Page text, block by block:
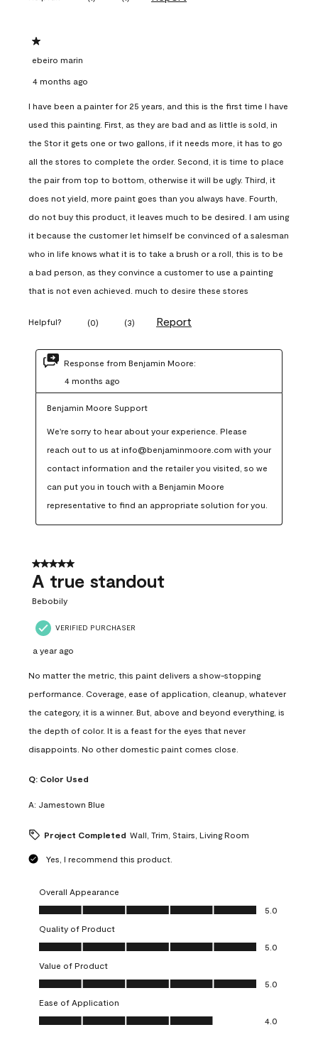
1 out of 5 stars.
ebeiro marin
4 months ago
I have been a painter for 25 years, and this is the first time I have
used this painting. First, as they are bad and as little is sold, in
the Stor it gets one or two gallons, if it needs more, it has to go
all the stores to complete the order. Second, it is time to place
the pair from top to bottom, otherwise it will be ugly. Third, it
does not yield, more paint goes than you always have. Fourth,
do not buy this product, it leaves much to be desired. I am using
it because the customer let himself be convinced of a salesman
who in life knows what it is to take a brush or a roll, this is to be
a bad person, as they convince a customer to use a painting
that is not even achieved. much to desire these stores
Helpful? (0) (3) Report
Response from Benjamin Moore:
4 months ago
Benjamin Moore Support
We're sorry to hear about your experience. Please
reach out to us at info@benjaminmoore.com with your
contact information and the retailer you visited, so we
can put you in touch with a Benjamin Moore
representative to find an appropriate solution for you.
5 out of 5 stars.
A true standout
Bebobily
VERIFIED PURCHASER
a year ago
No matter the metric, this paint delivers a show-stopping
performance. Coverage, ease of application, cleanup, whatever
the category, it is a winner. But, above and beyond everything, is
the depth of color. It is a feast for the eyes that never
disappoints. No other domestic paint comes close.
Q: Color Used
A: Jamestown Blue
Project Completed Wall, Trim, Stairs, Living Room
Yes, I recommend this product.
Overall Appearance
Overall Appearance, 5.0 out of 5
5.0
Quality of Product
Quality of Product, 5.0 out of 5
5.0
Value of Product
Value of Product, 5.0 out of 5
5.0
Ease of Application
Ease of Application, 4.0 out of 5
4.0